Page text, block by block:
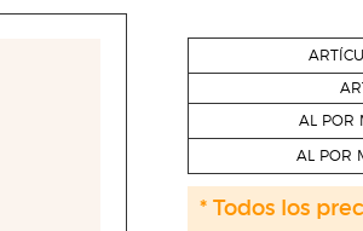
AL POR
AL POR
* Todos los